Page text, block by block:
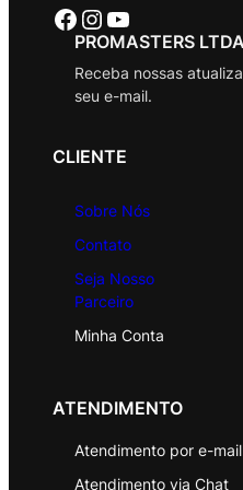
Facebook Instagram Youtube
PROMASTERS LTDA
Receba nossas
seu e-mail.
CLIENTE
Sobre Nós
Contato
Seja Nosso
Parceiro
Minha Conta
ATENDIMENTO
Atendimento por e-mail
Atendimento via Chat